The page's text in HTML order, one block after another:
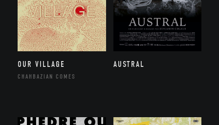
OUR VILLAGE
CHAHBAZIAN COMES
AUSTRAL